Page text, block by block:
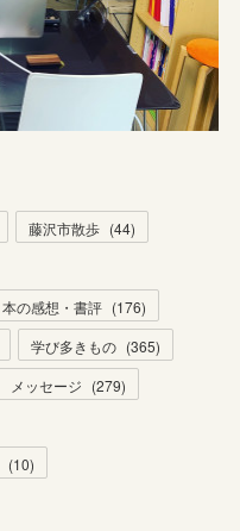
藤沢市散歩 (44)
本の感想・書評 (176)
学び多きもの (365)
メッセージ (279)
(10)